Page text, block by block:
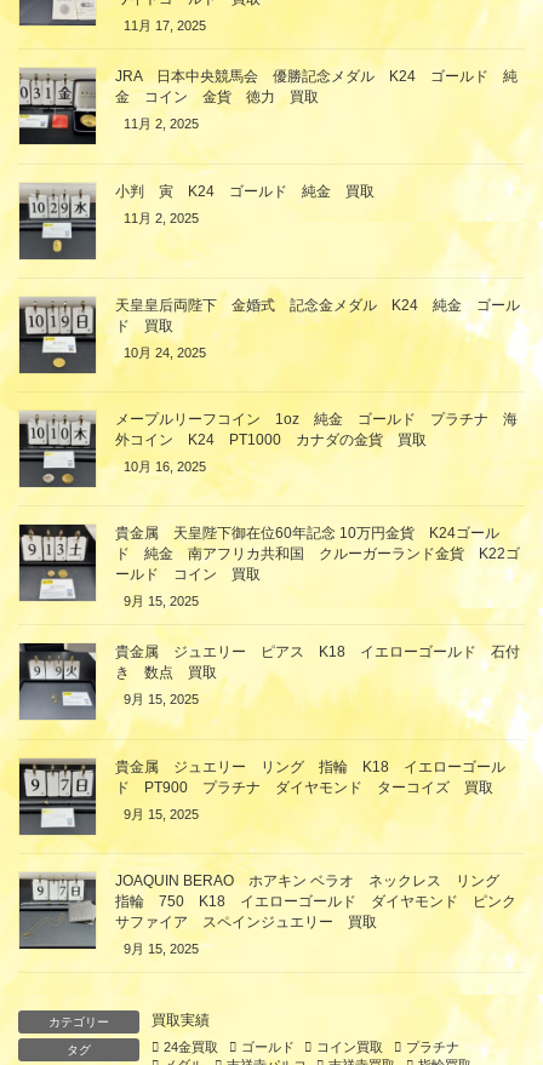
11月 17, 2025
JRA 日本中央競馬会 優勝記念メダル K24 ゴールド 純
金 コイン 金貨 徳力 買取
11月 2, 2025
小判 寅 K24 ゴールド 純金 買取
11月 2, 2025
天皇皇后両陛下 金婚式 記念金メダル K24 純金 ゴール
ド 買取
10月 24, 2025
メープルリーフコイン 1oz 純金 ゴールド プラチナ 海
外コイン K24 PT1000 カナダの金貨 買取
10月 16, 2025
貴金属 天皇陛下御在位60年記念 10万円金貨 K24ゴール
ド 純金 南アフリカ共和国 クルーガーランド金貨 K22ゴ
ールド コイン 買取
9月 15, 2025
貴金属 ジュエリー ピアス K18 イエローゴールド 石付
き 数点 買取
9月 15, 2025
貴金属 ジュエリー リング 指輪 K18 イエローゴール
ド PT900 プラチナ ダイヤモンド ターコイズ 買取
9月 15, 2025
JOAQUIN BERAO ホアキン ベラオ ネックレス リング
指輪 750 K18 イエローゴールド ダイヤモンド ピンク
サファイア スペインジュエリー 買取
9月 15, 2025
カテゴリー 買取実績
タグ 24金買取 ゴールド コイン買取
プラチナ